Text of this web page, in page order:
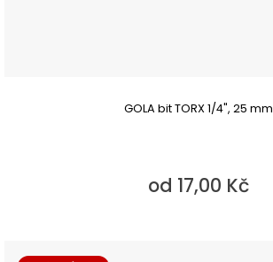
GOLA bit TORX 1/4", 25 mm
od 17,00 Kč